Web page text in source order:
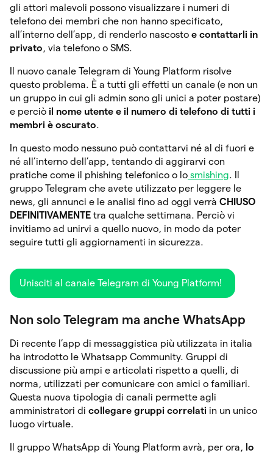
gli attori malevoli possono visualizzare i numeri di
telefono dei membri che non hanno specificato,
all’interno dell’app, di renderlo nascosto e contattarli in
privato, via telefono o SMS.
Il nuovo canale Telegram di Young Platform risolve
questo problema. È a tutti gli effetti un canale (e non un
un gruppo in cui gli admin sono gli unici a poter postare)
e perciò il nome utente e il numero di telefono di tutti i
membri è oscurato.
In questo modo nessuno può contattarvi né al di fuori e
né all’interno dell’app, tentando di aggirarvi con
pratiche come il phishing telefonico o lo smishing. Il
gruppo Telegram che avete utilizzato per leggere le
news, gli annunci e le analisi fino ad oggi verrà CHIUSO
DEFINITIVAMENTE tra qualche settimana. Perciò vi
invitiamo ad unirvi a quello nuovo, in modo da poter
seguire tutti gli aggiornamenti in sicurezza.
Unisciti al canale Telegram di Young Platform!
Non solo Telegram ma anche WhatsApp
Di recente l’app di messaggistica più utilizzata in italia
ha introdotto le Whatsapp Community. Gruppi di
discussione più ampi e articolati rispetto a quelli, di
norma, utilizzati per comunicare con amici o familiari.
Questa nuova tipologia di canali permette agli
amministratori di collegare gruppi correlati in un unico
luogo virtuale.
Il gruppo WhatsApp di Young Platform avrà, per ora, lo